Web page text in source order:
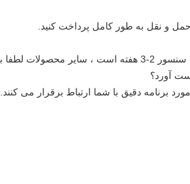
آورد؟
برنامه دقیق با شما ارتباط برقرار می کنند.